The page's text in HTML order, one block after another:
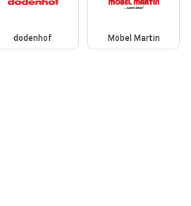
dodenhof Möbel Martin